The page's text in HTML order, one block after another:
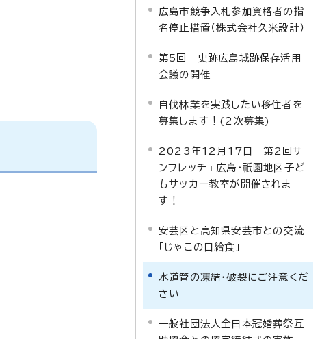
広島市競争入札参加資格者の指
名停止措置（株式会社久米設計）
第5回 史跡広島城跡保存活用
会議の開催
自伐林業を実践したい移住者を
募集します！(2次募集)
2023年12月17日 第2回サ
ンフレッチェ広島・祇園地区子ど
もサッカー教室が開催されま
す！
安芸区と高知県安芸市との交流
「じゃこの日給食」
水道管の凍結・破裂にご注意くだ
さい
一般社団法人全日本冠婚葬祭互